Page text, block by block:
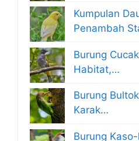
Kumpulan
Penambah
Burung
Habitat,…
Burung
Karak…
Burung